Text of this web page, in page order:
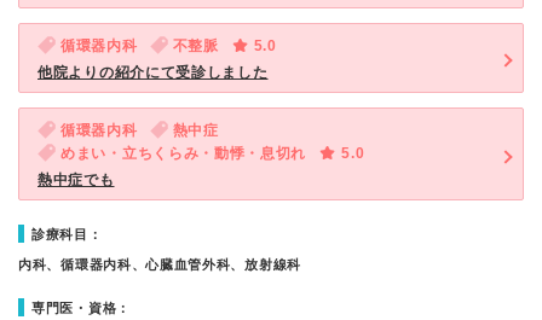
循環器内科 不整脈
5.0
他院よりの紹介にて受診しました
循環器内科
熱中症
めまい・立ちくらみ・動悸・息切れ
5.0
熱中症でも
診療科目：
内科、循環器内科、心臓血管外科、放射線科
専門医・資格：